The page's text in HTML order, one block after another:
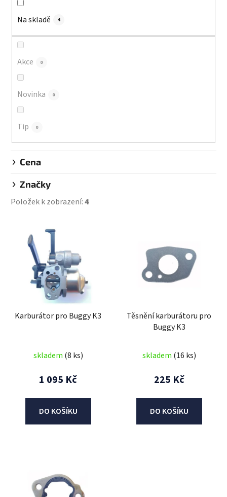
Na skladě 4
Akce 0
Novinka 0
Tip 0
Cena
Značky
Položek k zobrazení:4
Karburátor pro Buggy K3
skladem (8 ks)
1 095 Kč
DO KOŠÍKU
Těsnění karburátoru pro
Buggy K3
skladem (16 ks)
225 Kč
DO KOŠÍKU